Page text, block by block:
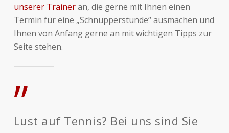
unserer Traineran, die gerne mit Ihnen einen
Termin für eine „Schnupperstunde“ ausmachen und
Ihnen von Anfang gerne an mit wichtigen Tipps zur
Seite stehen.
”
Lust auf Tennis? Bei uns sind Sie